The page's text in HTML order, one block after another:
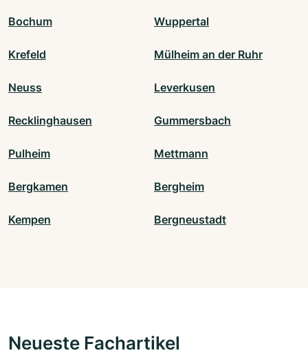
Bochum Wuppertal
Krefeld Mülheim an der Ruhr
Neuss Leverkusen
Recklinghausen Gummersbach
Pulheim Mettmann
Bergkamen Bergheim
Kempen Bergneustadt
Neueste Fachartikel